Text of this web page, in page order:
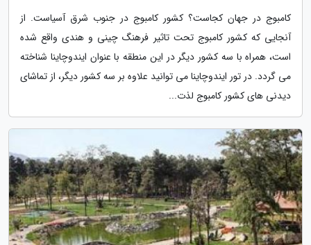
کامبوج در جهان کجاست؟ کشور کامبوج در جنوب شرق آسیاست. از
آنجایی که کشور کامبوج تحت تاثیر فرهنگ چینی و هندی واقع شده
است، همراه با سه کشور دیگر در این منطقه با عنوان ایندوچاینا شناخته
می گردد. در تور ایندوچاینا می توانید علاوه بر سه کشور دیگر، از تماشای
دیدنی های کشور کامبوج لذت...